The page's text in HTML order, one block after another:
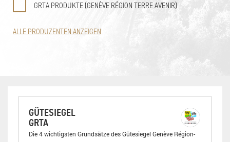
GRTA PRODUKTE (GENÈVE RÉGION TERRE AVENIR)
ALLE PRODUZENTEN ANZEIGEN
GÜTESIEGEL
GRTA
Die 4 wichtigsten Grundsätze des Gütesiegel Genève Région-